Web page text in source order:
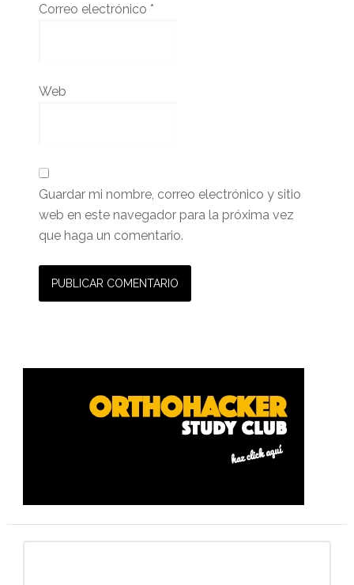
Correo electrónico *
Web
Guardar mi nombre, correo electrónico y sitio
web en este navegador para la próxima vez
que haga un comentario.
Barra
primaria